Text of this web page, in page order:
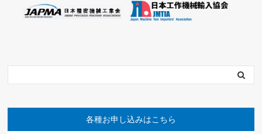
各種お申し込みはこちら